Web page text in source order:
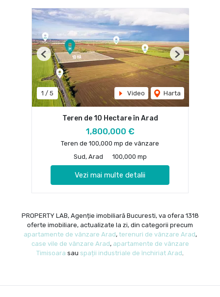
1 / 5 Video Harta
Previous Next
Teren de 10 Hectare în Arad
1,800,000 €
Teren de 100,000 mp de vânzare
Sud, Arad
100,000 mp
Vezi mai multe detalii
PROPERTY LAB, Agenție imobiliară Bucuresti, va ofera 1318
oferte imobiliare, actualizate la zi, din categorii precum
apartamente de vânzare Arad, terenuri de vânzare Arad,
case vile de vânzare Arad, apartamente de vânzare
Timisoara sau spații industriale de închiriat Arad